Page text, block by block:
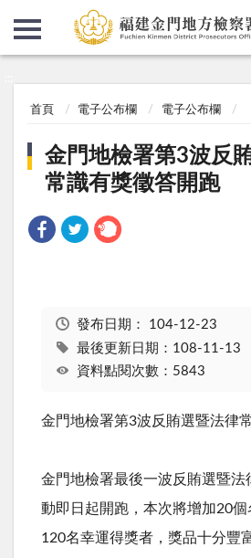
首頁 電子公布欄 電子公布欄
金門地檢署第3波反
常識有獎徵答開跑
發布日期： 104-12-23
最後更新日期：108-11-13
資料點閱次數：5843
金門地檢署第3波反賄選暨法律
金門地檢署最後一波反賄選暨法
動即日起開跑，本次將增加20
120名幸運得獎者，獎品十分豐